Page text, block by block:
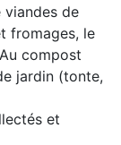
viandes de
fromages, le
compost
jardin (tonte,
et